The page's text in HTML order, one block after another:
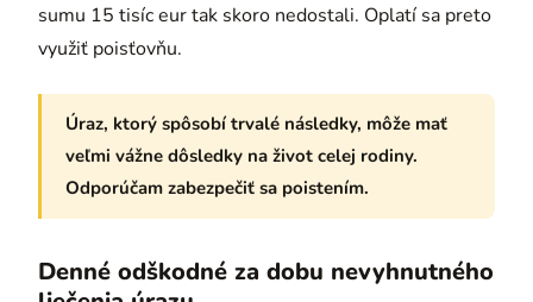
sumu 15 tisíc eur tak skoro nedostali. Oplatí sa preto
využiť poisťovňu.
Úraz, ktorý spôsobí trvalé následky, môže mať
veľmi vážne dôsledky na život celej rodiny.
Odporúčam zabezpečiť sa poistením.
Denné odškodné za dobu nevyhnutného